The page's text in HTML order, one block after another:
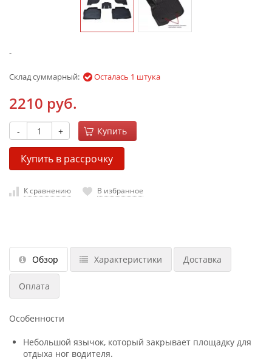
-
Склад суммарный: Осталась 1 штука
2210 руб.
- + Купить
Купить в рассрочку
К сравнению В избранное
Обзор Характеристики Доставка
Оплата
Особенности
Небольшой язычок, который закрывает площадку для
отдыха ног водителя.